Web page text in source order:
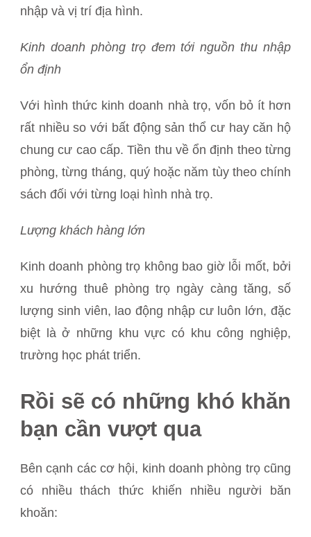
nhập và vị trí địa hình.
Kinh doanh phòng trọ đem tới nguồn thu nhập
ổn định
Với hình thức kinh doanh nhà trọ, vốn bỏ ít hơn
rất nhiều so với bất động sản thổ cư hay căn hộ
chung cư cao cấp. Tiền thu về ổn định theo từng
phòng, từng tháng, quý hoặc năm tùy theo chính
sách đối với từng loại hình nhà trọ.
Lượng khách hàng lớn
Kinh doanh phòng trọ không bao giờ lỗi mốt, bởi
xu hướng thuê phòng trọ ngày càng tăng, số
lượng sinh viên, lao động nhập cư luôn lớn, đặc
biệt là ở những khu vực có khu công nghiệp,
trường học phát triển.
Rồi sẽ có những khó khăn
bạn cần vượt qua
Bên cạnh các cơ hội, kinh doanh phòng trọ cũng
có nhiều thách thức khiến nhiều người băn
khoăn: